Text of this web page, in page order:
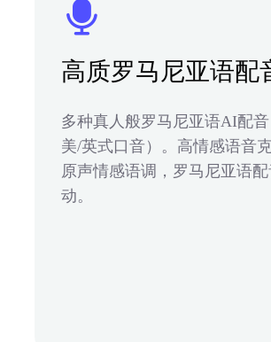
高质罗马尼亚语配
多种真人般罗马尼亚语AI配
美/英式口音）。高情感语音
原声情感语调，罗马尼亚语
动。